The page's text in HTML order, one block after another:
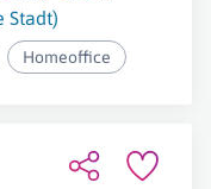
Stadt)
Homeoffice